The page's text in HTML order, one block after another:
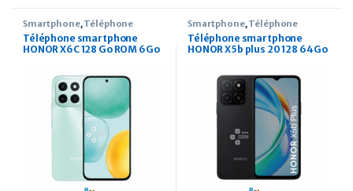
Smartphone,Téléphone
Téléphone smartphone
HONOR X6C 128 Go ROM 6Go
Smartphone,Téléphone
Téléphone smartphone
HONOR X5b plus 20 128 64Go